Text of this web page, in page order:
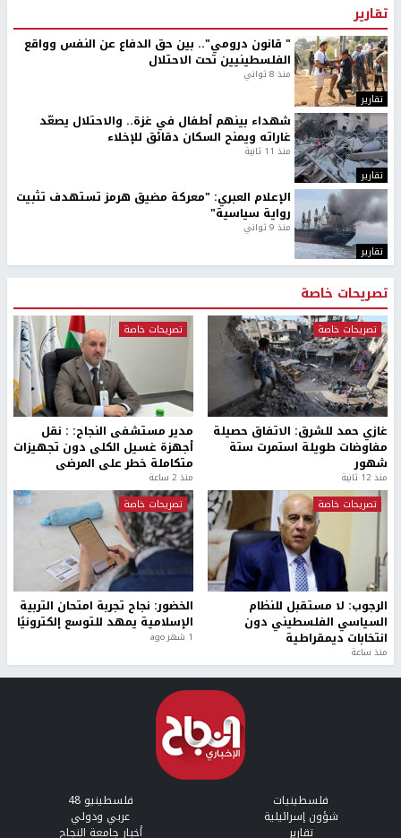
تقارير
تقارير
" قانون درومي".. بين حق الدفاع عن النفس وواقع
الفلسطينيين تحت الاحتلال
منذ 8 ثواني
تقارير
شهداء بينهم أطفال في غزة.. والاحتلال يصعّد
غاراته ويمنح السكان دقائق للإخلاء
منذ 11 ثانية
تقارير
الإعلام العبري: "معركة مضيق هرمز تستهدف تثبيت
رواية سياسية"
منذ 9 ثواني
تصريحات خاصة
تصريحات خاصة
غازي حمد للشرق: الاتفاق حصيلة
مفاوضات طويلة استمرت ستة
شهور
منذ 12 ثانية
تصريحات خاصة
مدير مستشفى النجاح: : نقل
أجهزة غسيل الكلى دون تجهيزات
متكاملة خطر على المرضى
منذ 2 ساعة
تصريحات خاصة
الرجوب: لا مستقبل للنظام
السياسي الفلسطيني دون
انتخابات ديمقراطية
منذ ساعة
تصريحات خاصة
الخضور: نجاح تجربة امتحان التربية
الإسلامية يمهد للتوسع إلكترونيًا
1 شهر ago
فلسطينيات فلسطينيو 48
شؤون إسرائيلية عربي ودولي
تقارير أخبار جامعة النجاح